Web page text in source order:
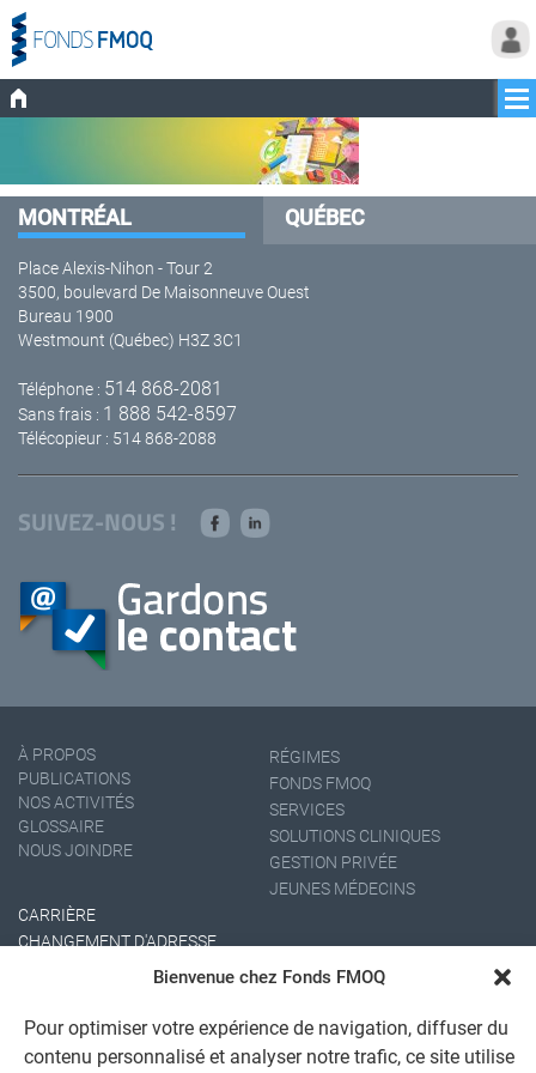
Bienvenue chez Fonds FMOQ
Pour optimiser votre expérience de navigation, diffuser du
contenu personnalisé et analyser notre trafic, ce site utilise
MONTRÉAL QUÉBEC
Place Alexis-Nihon - Tour 2
3500, boulevard De Maisonneuve Ouest
Bureau 1900
Westmount (Québec) H3Z 3C1
Téléphone : 514 868-2081
Sans frais : 1 888 542-8597
Télécopieur : 514 868-2088
SUIVEZ-NOUS !
À PROPOS
PUBLICATIONS
NOS ACTIVITÉS
GLOSSAIRE
NOUS JOINDRE
RÉGIMES
FONDS FMOQ
SERVICES
SOLUTIONS CLINIQUES
GESTION PRIVÉE
JEUNES MÉDECINS
CARRIÈRE
CHANGEMENT D'ADRESSE